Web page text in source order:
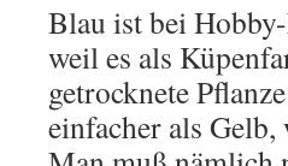
Blau ist bei
weil es als
getrocknete
einfacher als